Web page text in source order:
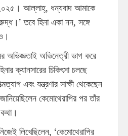
আল্লাহ্‌, ধন্যবাদ আমাকে
তবে হিনা একা নন, সঙ্গে
অভিজ্ঞতাই অভিনেত্রী ভাগ করে
ক্যানসারের চিকিৎসা চলছে
এবং যন্ত্রণার সাক্ষী থেকেছেন
কেমোথেরাপির পর তাঁর
লিখেছিলেন, ‘কেমোথেরাপির